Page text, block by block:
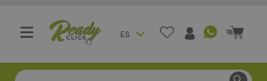
ES
Compra segura - Entregas en Bogotá en menos de 3